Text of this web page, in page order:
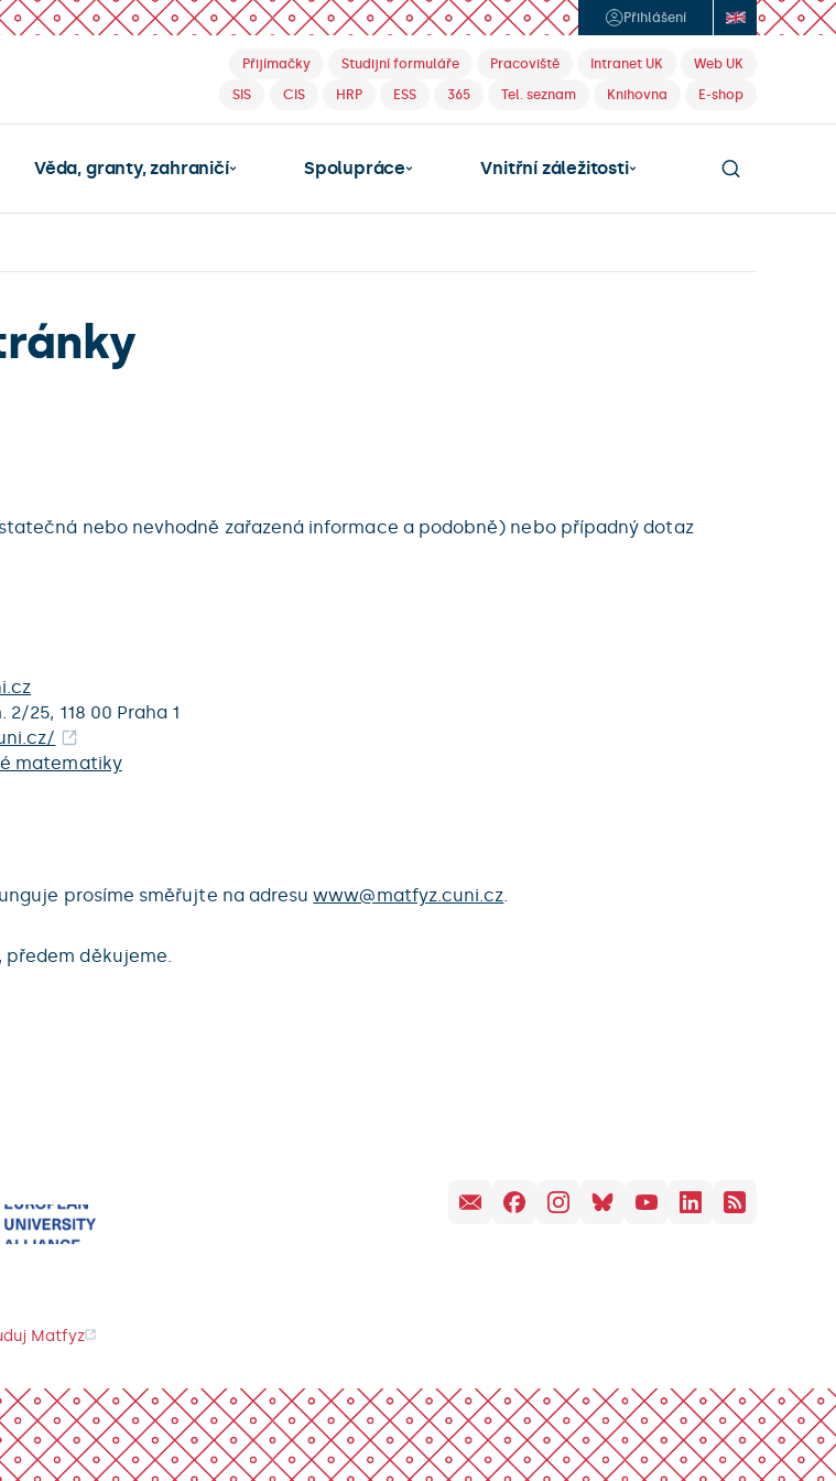
Přihlášení
Přijímačky Studijní formuláře Pracoviště Intranet UK
Web UK
SIS
CIS HRP ESS 365 Tel. seznam Knihovna E-shop
Věda, granty, zahraničí Spolupráce Vnitřní záležitosti
nebo nevhodně zařazená informace a podobně) nebo případný dotaz
25, 118 00 Praha 1
matematiky
prosíme směřujte na adresuwww@matfyz.cuni.cz.
děkujeme.
Matfyz